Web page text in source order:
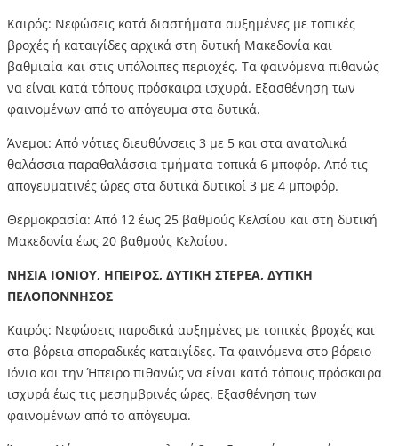
Καιρός: Νεφώσεις κατά διαστήματα αυξημένες με τοπικές
βροχές ή καταιγίδες αρχικά στη δυτική Μακεδονία και
βαθμιαία και στις υπόλοιπες περιοχές. Τα φαινόμενα πιθανώς
να είναι κατά τόπους πρόσκαιρα ισχυρά. Εξασθένηση των
φαινομένων από το απόγευμα στα δυτικά.
Άνεμοι: Από νότιες διευθύνσεις 3 με 5 και στα ανατολικά
θαλάσσια παραθαλάσσια τμήματα τοπικά 6 μποφόρ. Από τις
απογευματινές ώρες στα δυτικά δυτικοί 3 με 4 μποφόρ.
Θερμοκρασία: Από 12 έως 25 βαθμούς Κελσίου και στη δυτική
Μακεδονία έως 20 βαθμούς Κελσίου.
ΝΗΣΙΑ ΙΟΝΙΟΥ, ΗΠΕΙΡΟΣ, ΔΥΤΙΚΗ ΣΤΕΡΕΑ, ΔΥΤΙΚΗ
ΠΕΛΟΠΟΝΝΗΣΟΣ
Καιρός: Νεφώσεις παροδικά αυξημένες με τοπικές βροχές και
στα βόρεια σποραδικές καταιγίδες. Τα φαινόμενα στο βόρειο
Ιόνιο και την Ήπειρο πιθανώς να είναι κατά τόπους πρόσκαιρα
ισχυρά έως τις μεσημβρινές ώρες. Εξασθένηση των
φαινομένων από το απόγευμα.